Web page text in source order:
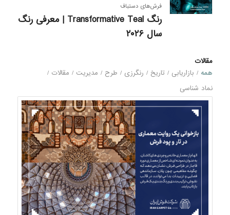
فرش‌های دستباف
رنگ Transformative Teal | معرفی رنگ
سال ۲۰۲۶
مقالات
همه / بازاریابی / تاریخ / رنگرزی / طرح / مدیریت / مقالات /
نماد شناسی